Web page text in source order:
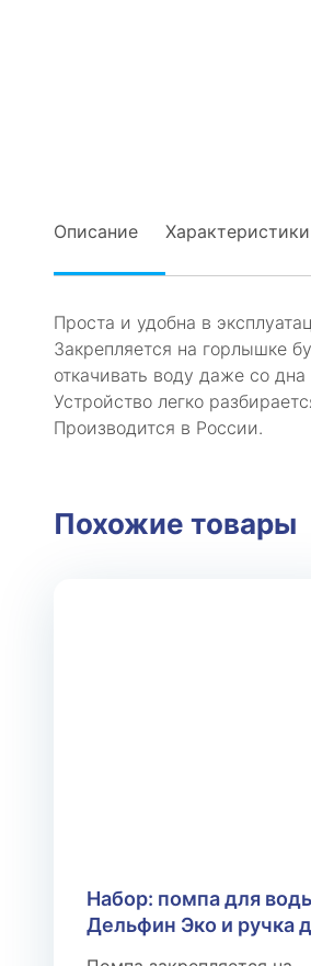
Описание Характеристики
Проста и удобна в
Закрепляется на горлышке
откачивать воду даже со
Устройство легко
Производится в России.
Похожие товары
Набор: помпа для
Дельфин Эко и ручка